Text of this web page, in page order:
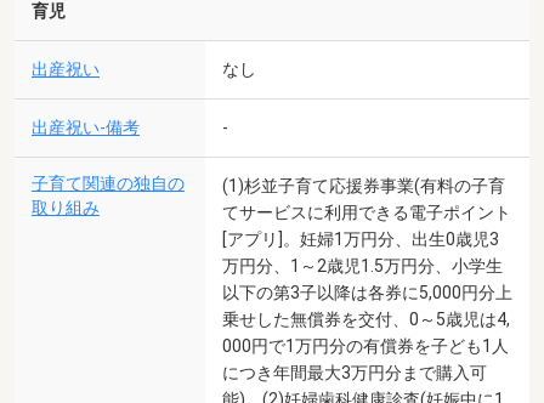
育児
出産祝い なし
出産祝い-備考 -
子育て関連の独自の
取り組み
(1)杉並子育て応援券事業(有料の子育
てサービスに利用できる電子ポイント
[アプリ]。妊婦1万円分、出生0歳児3
万円分、1～2歳児1.5万円分、小学生
以下の第3子以降は各券に5,000円分上
乗せした無償券を交付、0～5歳児は4,
000円で1万円分の有償券を子ども1人
につき年間最大3万円分まで購入可